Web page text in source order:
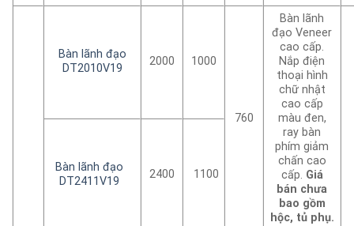
Bàn lãnh đạo
DT2010V19
2000 1000
760
Bàn lãnh
đạo Veneer
cao cấp.
Nắp điện
thoại hình
chữ nhật
cao cấp
màu đen,
ray bàn
phím giảm
chấn cao
cấp. Giá
bán chưa
bao gồm
hộc, tủ phụ.
Bàn lãnh đạo
DT2411V19
2400 1100